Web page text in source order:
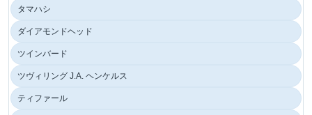
タマハシ
ダイアモンドヘッド
ツインバード
ツヴィリング J.A. ヘンケルス
ティファール